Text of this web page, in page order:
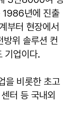
1986년에 진출
부터 현장에서
위 솔루션 컨
기업이다.
을 비롯한 초고
터 등 국내외